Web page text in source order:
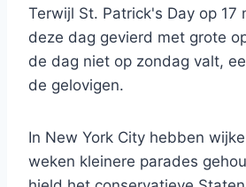
Terwijl St. Patrick's Day op
deze dag gevierd met grote
de dag niet op zondag valt,
de gelovigen.
In New York City hebben
weken kleinere parades